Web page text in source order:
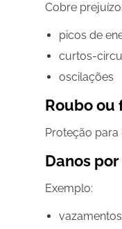
Cobre
picos de
curtos-
oscilações
Roubo ou
Proteção
Danos
Exemplo:
vazamentos